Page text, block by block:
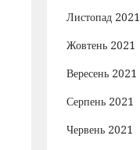
Листопад 2021
Жовтень 2021
Вересень 2021
Серпень 2021
Червень 2021